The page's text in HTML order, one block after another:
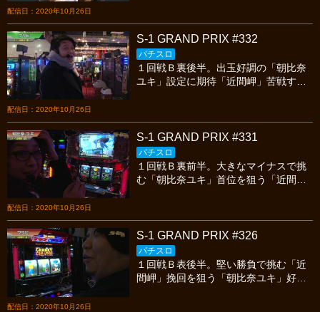
配信日：2020年10月26日
トバトルを見逃すな！
配信日：2020年10月26日
S-1 GRAND PRIX #332
パチスロ
１回戦Ｂ裏後半。出玉好調の「朝比奈
ユキ」設定に期待「近間岬」苦戦する
配信日：2020年10月26日
S-1 GRAND PRIX #331
パチスロ
１回戦Ｂ裏前半。大きなマイナスで挑
む「朝比奈ユキ」首位を狙う「近間
な！
配信日：2020年10月26日
S-1 GRAND PRIX #326
パチスロ
１回戦Ｂ表後半。堅い勝負で挑む「近
間岬」挽回を狙う「朝比奈ユキ」好調